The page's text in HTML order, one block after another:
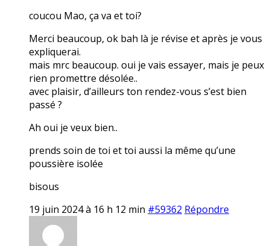
coucou Mao, ça va et toi?
Merci beaucoup, ok bah là je révise et après je vous
expliquerai.
mais mrc beaucoup. oui je vais essayer, mais je peux
rien promettre désolée..
avec plaisir, d’ailleurs ton rendez-vous s’est bien
passé ?
Ah oui je veux bien..
prends soin de toi et toi aussi la même qu’une
poussière isolée
bisous
19 juin 2024 à 16 h 12 min #59362 Répondre